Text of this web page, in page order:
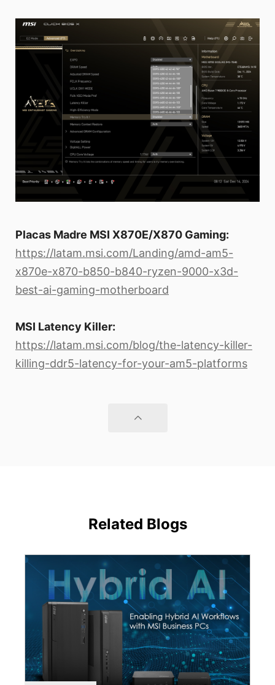
Placas Madre MSI X870E/X870 Gaming:
https://latam.msi.com/Landing/amd-am5-
x870e-x870-b850-b840-ryzen-9000-x3d-
best-ai-gaming-motherboard
MSI Latency Killer:
https://latam.msi.com/blog/the-latency-killer-
killing-ddr5-latency-for-your-am5-platforms
Related Blogs